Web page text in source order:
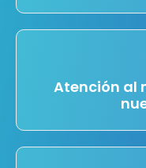
Atención al